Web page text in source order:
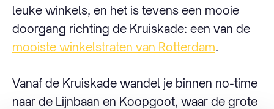
leuke winkels, en het is tevens een mooie
doorgang richting de Kruiskade: een van de
mooiste winkelstraten van Rotterdam.
Vanaf de Kruiskade wandel je binnen no-time
naar de Lijnbaan en Koopgoot, waar de grote